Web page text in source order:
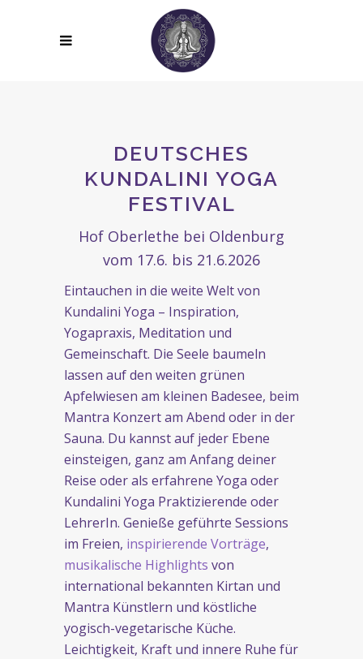
DEUTSCHES
KUNDALINI YOGA
FESTIVAL
Hof Oberlethe bei Oldenburg
vom 17.6. bis 21.6.2026
Eintauchen in die weite Welt von
Kundalini Yoga – Inspiration,
Yogapraxis, Meditation und
Gemeinschaft. Die Seele baumeln
lassen auf den weiten grünen
Apfelwiesen am kleinen Badesee, beim
Mantra Konzert am Abend oder in der
Sauna. Du kannst auf jeder Ebene
einsteigen, ganz am Anfang deiner
Reise oder als erfahrene Yoga oder
Kundalini Yoga Praktizierende oder
LehrerIn. Genieße geführte Sessions
im Freien, inspirierende Vorträge,
musikalische Highlights von
international bekannten Kirtan und
Mantra Künstlern und köstliche
yogisch-vegetarische Küche.
Leichtigkeit, Kraft und innere Ruhe für